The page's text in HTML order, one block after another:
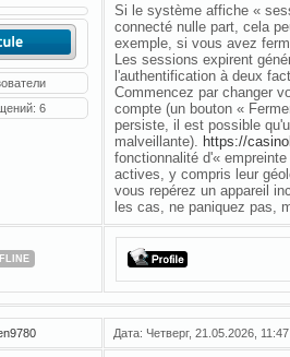
6
Si le système affiche «
connecté nulle part, cela
exemple, si vous avez
Les sessions expirent
l'authentification à deux
Commencez par changer
compte (un bouton «
persiste, il est possible
malveillante). https://
fonctionnalité d'«
actives, y compris leur
vous repérez un appareil
les cas, ne paniquez pas,
Дата: Четверг, 21.05.2026,